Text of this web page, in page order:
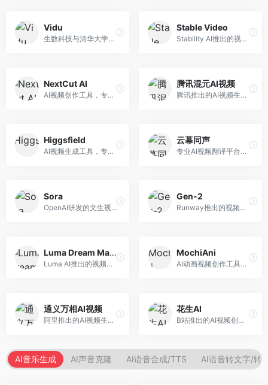
Vidu
生数科技与清华大学联合研发的AI视频生成大模型。面向视频创作者和内容生产者，支持文生视频、图生视频，视频质量高，物理运动理解准确，国产视频生成领先工具。
Stable Video
Stability AI推出的视频生成模型，开源可部署。面向开发者和专业创作者，支持视频生成、视频编辑等功能，开源生态完善，定制化程度高。
NextCut AI
AI视频创作工具，专注于智能剪辑和视频生成。面向视频创作者，提供智能剪辑、视频生成、特效添加等功能，剪辑效率高，适合快节奏内容生产。
腾讯混元AI视频
腾讯推出的AI视频生成工具，基于混元大模型。面向腾讯生态用户和内容创作者，支持文生视频、视频编辑等功能，与腾讯产品生态深度整合。
Higgsfield
AI视频生成工具，专注于高质量视频内容创作。面向视频创作者和营销人员，支持文生视频、视频编辑等功能，视频效果逼真，适合商业应用。
云幕同声
专业AI视频翻译平台，支持视频多语言配音和字幕生成。面向跨境电商和内容出海从业者，提供视频翻译、配音、字幕生成等服务，多语言支持完善。
Sora
OpenAI研发的文生视频大模型，可根据文字描述生成长达60秒的高清视频。面向影视创作者、广告从业者和内容生产者，视频连贯性强，物理世界理解准确，代表了AI视频生成的最高水平。
Gen-2
Runway推出的视频生成模型，专注于文生视频和视频风格转换。面向影视制作人和创意工作者，支持文本到视频、图像到视频等多种生成模式，视频质量专业级。
Luma Dream Machine
Luma AI推出的视频生成工具，专注于高质量视频创作。面向影视创作者和内容生产者，支持文生视频、图生视频，视频质量高，物理运动流畅自然。
MochiAni
AI动画视频创作工具，专注于动画内容生成。面向动画创作者和二次元内容生产者，支持动画风格视频生成，动画效果流畅，适合动漫内容创作。
通义万相AI视频
阿里推出的AI视频生成服务，整合图像与视频创作能力。面向电商和营销从业者，支持商品视频生成、营销视频制作等服务，商业应用场景丰富。
花生AI
B站推出的AI视频创作工具，专注于短视频内容生成。面向B站创作者，支持视频生成、视频编辑等功能，与B站平台深度整合，创作效率高。
AI音乐生成 AI声音克隆 AI语音合成/TTS AI语音转文字/转